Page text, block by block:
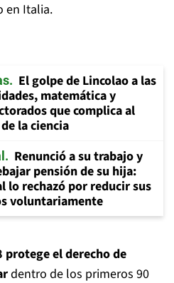
en Italia.
El golpe de Lincolao a las
matemática y
que complica al
la ciencia
Renunció a su trabajo y
pensión de su hija:
lo rechazó por reducir sus
voluntariamente
el derecho de
dentro de los primeros 90